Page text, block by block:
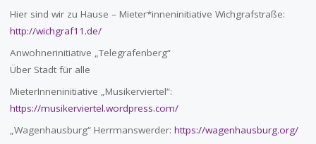
Hier sind wir zu Hause – Mieter*inneninitiative Wichgrafstraße:
http://wichgraf11.de/
Anwohnerinitiative „Telegrafenberg“
Über Stadt für alle
MieterInneninitiative „Musikerviertel“:
https://musikerviertel.wordpress.com/
„Wagenhausburg“ Herrmanswerder: https://wagenhausburg.org/